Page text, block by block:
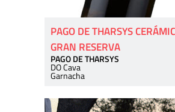
PAGO DE THARSYS
GRAN RESERVA
PAGO DE THARSYS
DO Cava
Garnacha